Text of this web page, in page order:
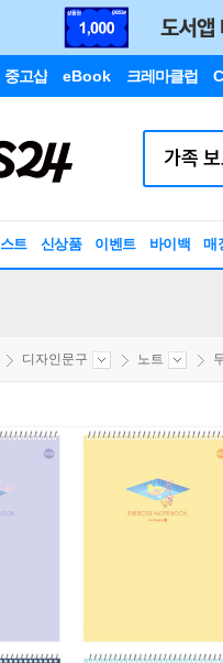
중고샵 eBook 크레마클럽
트 신상품 이벤트 바이백 매
디자인문구 노트